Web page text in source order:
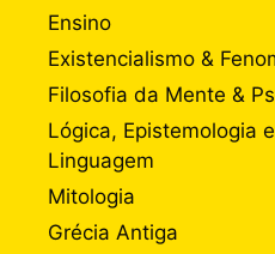
Ensino
Existencialismo &
Filosofia da Mente &
Lógica, Epistemologia
Linguagem
Mitologia
Grécia Antiga